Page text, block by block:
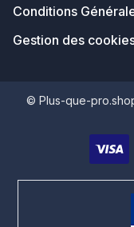
Conditions
Gestion des
© Plus-que-